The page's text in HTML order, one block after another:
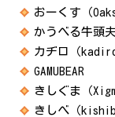
おーくす（Oaks
かうべる牛頭
カヂロ（kadiro
GAMUBEAR
きしぐま（
きしべ（